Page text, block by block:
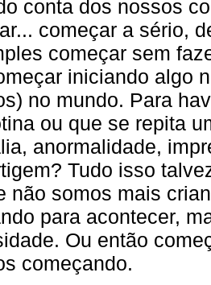
conta dos nossos
começar a sério,
começar sem
iniciando algo
no mundo. Para
ou que se repita
anormalidade,
Tudo isso
não somos mais
para acontecer,
Ou então
começando.